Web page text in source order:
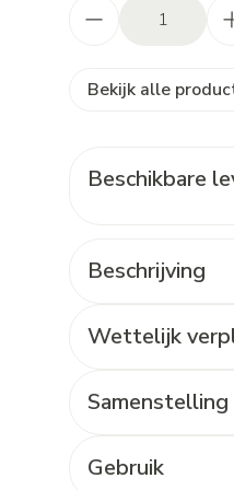
Bekijk alle
Beschikbare
Beschrijving
Wettelijk
Samenstelling
Gebruik